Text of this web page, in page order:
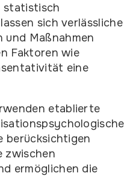
statistisch
sich verlässliche
und Maßnahmen
Faktoren wie
eine
etablierte
berücksichtigen
zwischen
ermöglichen die